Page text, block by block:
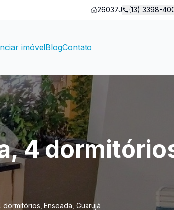
26037J (13) 3398-
imóvelBlogContato
4
Enseada, Guarujá